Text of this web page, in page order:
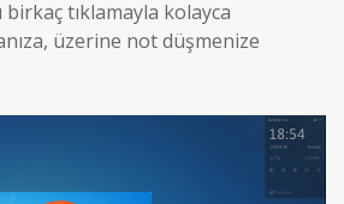
tıklamayla kolayca
üzerine not düşmenize